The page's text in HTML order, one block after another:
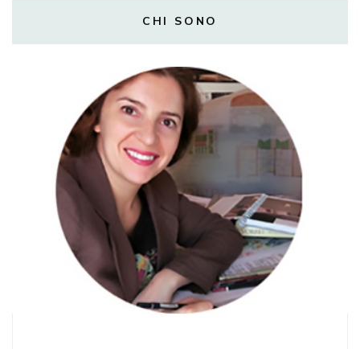
CHI SONO